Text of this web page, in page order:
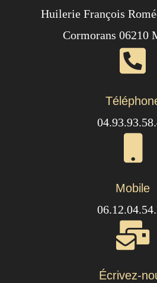
Huilerie François
Cormorans 06210
Mobile
Écrivez-